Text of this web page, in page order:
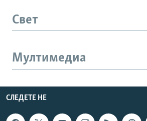
Свет
Мултимедиа
СЛЕДЕТЕ НЕ